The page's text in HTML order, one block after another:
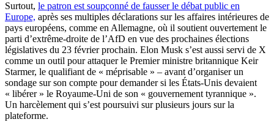
Surtout, le patron est soupçonné de fausser le débat public en
Europe, après ses multiples déclarations sur les affaires intérieures de
pays européens, comme en Allemagne, où il soutient ouvertement le
parti d’extrême-droite de l’AfD en vue des prochaines élections
législatives du 23 février prochain. Elon Musk s’est aussi servi de X
comme un outil pour attaquer le Premier ministre britannique Keir
Starmer, le qualifiant de « méprisable » – avant d’organiser un
sondage sur son compte pour demander si les États-Unis devaient
« libérer » le Royaume-Uni de son « gouvernement tyrannique ».
Un harcèlement qui s’est poursuivi sur plusieurs jours sur la
plateforme.